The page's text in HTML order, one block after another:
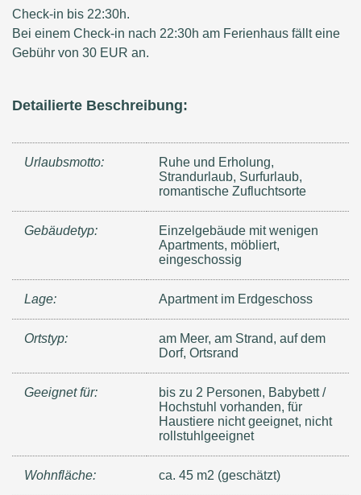
Check-in bis 22:30h.
Bei einem Check-in nach 22:30h am Ferienhaus fällt eine
Gebühr von 30 EUR an.
Detailierte Beschreibung:
Urlaubsmotto:
Ruhe und Erholung,
Strandurlaub, Surfurlaub,
romantische Zufluchtsorte
Gebäudetyp:
Einzelgebäude mit wenigen
Apartments, möbliert,
eingeschossig
Lage: Apartment im Erdgeschoss
Ortstyp:
am Meer, am Strand, auf dem
Dorf, Ortsrand
Geeignet für:
bis zu 2 Personen, Babybett /
Hochstuhl vorhanden, für
Haustiere nicht geeignet, nicht
rollstuhlgeeignet
Wohnfläche: ca. 45 m2 (geschätzt)